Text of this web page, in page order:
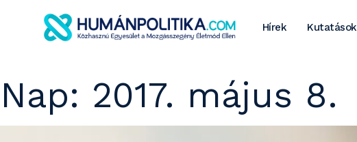
Hírek Kutatások
Nap: 2017. május 8.